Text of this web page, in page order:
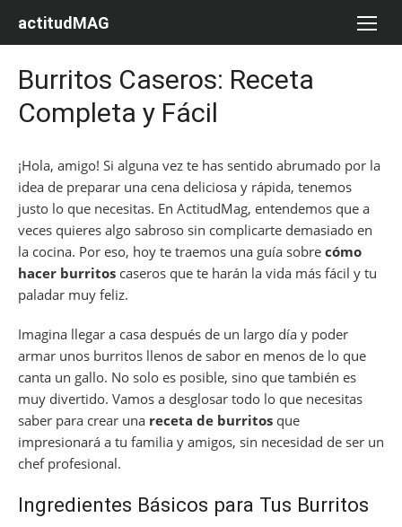
actitudMAG
Burritos Caseros: Receta
Completa y Fácil
¡Hola, amigo! Si alguna vez te has sentido abrumado por la
idea de preparar una cena deliciosa y rápida, tenemos
justo lo que necesitas. En ActitudMag, entendemos que a
veces quieres algo sabroso sin complicarte demasiado en
la cocina. Por eso, hoy te traemos una guía sobre cómo
hacer burritos caseros que te harán la vida más fácil y tu
paladar muy feliz.
Imagina llegar a casa después de un largo día y poder
armar unos burritos llenos de sabor en menos de lo que
canta un gallo. No solo es posible, sino que también es
muy divertido. Vamos a desglosar todo lo que necesitas
saber para crear una receta de burritos que
impresionará a tu familia y amigos, sin necesidad de ser un
chef profesional.
Ingredientes Básicos para Tus Burritos